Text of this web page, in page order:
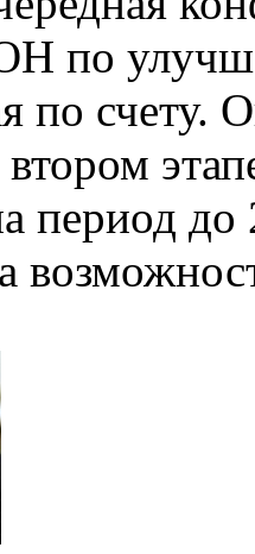
по
по счету.
период